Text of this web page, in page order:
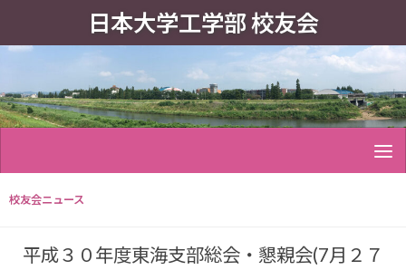
日本大学工学部 校友会
校友会ニュース
平成３０年度東海支部総会・懇親会(7月２７